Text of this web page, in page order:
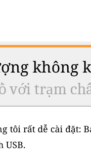
không
với trạm
tôi rất dễ cài đặt:
USB.